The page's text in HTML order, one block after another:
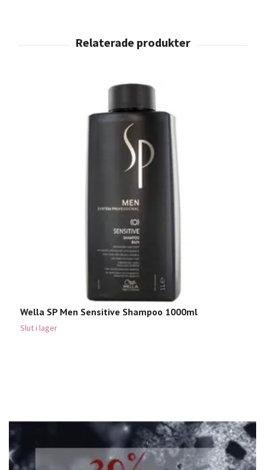
Wella SP Men Sensitive Shampoo 1000ml
Slut i lager